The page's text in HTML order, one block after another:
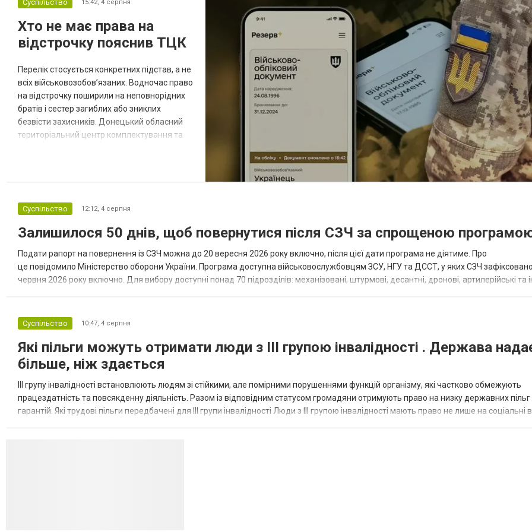
Суспільство 15:42, 4 серпня
Хто не має права на
відстрочку пояснив ТЦК
Перелік стосується конкретних підстав, а не
всіх військовозобов’язаних. Водночас право
на відстрочку поширили на неповнорідних
братів і сестер загиблих або зниклих
безвісти захисників. Донецький обласний
територіальний центр комплектування та
доступними підставами. Серед них — окремі
студенти, боржники з аліме...
Суспільство 12:12, 4 серпня
Залишилося 50 днів, щоб повернутися після СЗЧ за спрощеною
Подати рапорт на повернення із СЗЧ можна до 20 вересня 2026 року включно, після цієї дати програма не діятиме. Про
це повідомило Міністерство оборони України. Програма доступна військовослужбовцям ЗСУ, НГУ та ДССТ, у яких СЗЧ
червня 2026 року включно. Для вибору доступні понад 70 підрозділів: механізовані, штурмові, десантні, дронові, артилерійські та
Суспільство 10:47, 4 серпня
Які пільги можуть отримати люди з III групою інвалідності . Держава
більше, ніж здається
III групу інвалідності встановлюють людям зі стійкими, але помірними порушеннями функцій організму, які частково обмежують
працездатність та повсякденну діяльність. Разом із відповідним статусом громадяни отримують право на низку державних пільг
гарантій. Які трудові пільги передбачені для III групи інвалідності Люди з III групою інвалідності мають право не лише на соціальні